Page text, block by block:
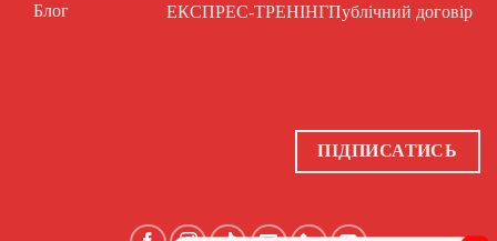
Блог ЕКСПРЕС-ТРЕНІНГПублічний договір
ПІДПИСАТИСЬ